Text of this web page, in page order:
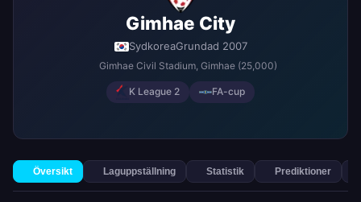
Gimhae City
SydkoreaGrundad 2007
Gimhae Civil Stadium, Gimhae (25,000)
K League 2 FA-cup
Översikt Laguppställning Statistik Prediktioner